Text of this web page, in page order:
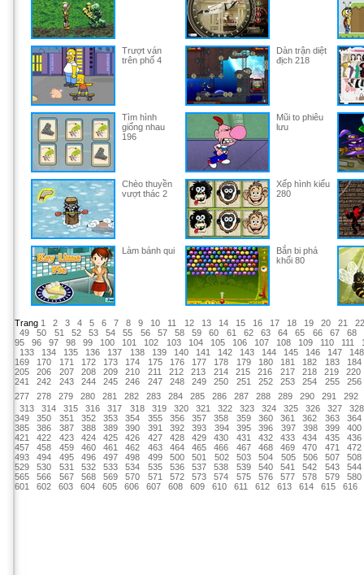
Trượt ván
trên phố 4
Dàn trận diệt
địch 218
Tìm hình
giống nhau
196
Mũi to phiêu
lưu
Chèo thuyền
vượt thác 2
Xếp hình kiểu
280
Làm bánh qui
Bắn bi phá
khối 80
Trang 1 2 3 4 5 6 7 8 9 10 11 12 13 14 15 16 17 18 19 20 21
22
49
50 51 52 53 54 55 56 57 58 59 60 61 62 63 64 65 66 67
68
95
96 97 98 99 100 101 102 103 104 105 106 107 108 109 110 111
133
134 135 136 137 138 139 140 141 142 143 144 145 146 147
148
169
170 171 172 173 174 175 176 177 178 179 180 181 182 183
184
205
206 207 208 209 210 211 212 213 214 215 216 217 218 219
220
241
242 243 244 245 246 247 248 249 250 251 252 253 254 255
256
277
278 279 280 281 282 283 284 285 286 287 288 289 290 291
292
313
314 315 316 317 318 319 320 321 322 323 324 325 326 327
328
349
350 351 352 353 354 355 356 357 358 359 360 361 362 363
364
385
386 387 388 389 390 391 392 393 394 395 396 397 398 399
400
421
422 423 424 425 426 427 428 429 430 431 432 433 434 435
436
457
458 459 460 461 462 463 464 465 466 467 468 469 470 471
472
493
494 495 496 497 498 499 500 501 502 503 504 505 506 507
508
529
530 531 532 533 534 535 536 537 538 539 540 541 542 543
544
565
566 567 568 569 570 571 572 573 574 575 576 577 578 579
580
601
602 603 604 605 606 607 608 609 610 611 612 613 614 615 616